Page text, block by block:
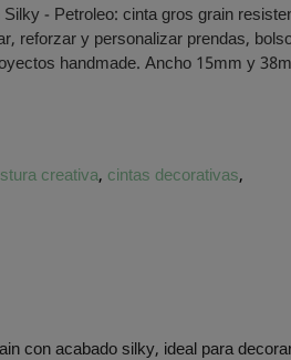
- Petroleo: cinta gros grain
reforzar y personalizar prendas,
handmade. Ancho 15mm y
creativa cintas decorativas
con acabado silky, ideal para